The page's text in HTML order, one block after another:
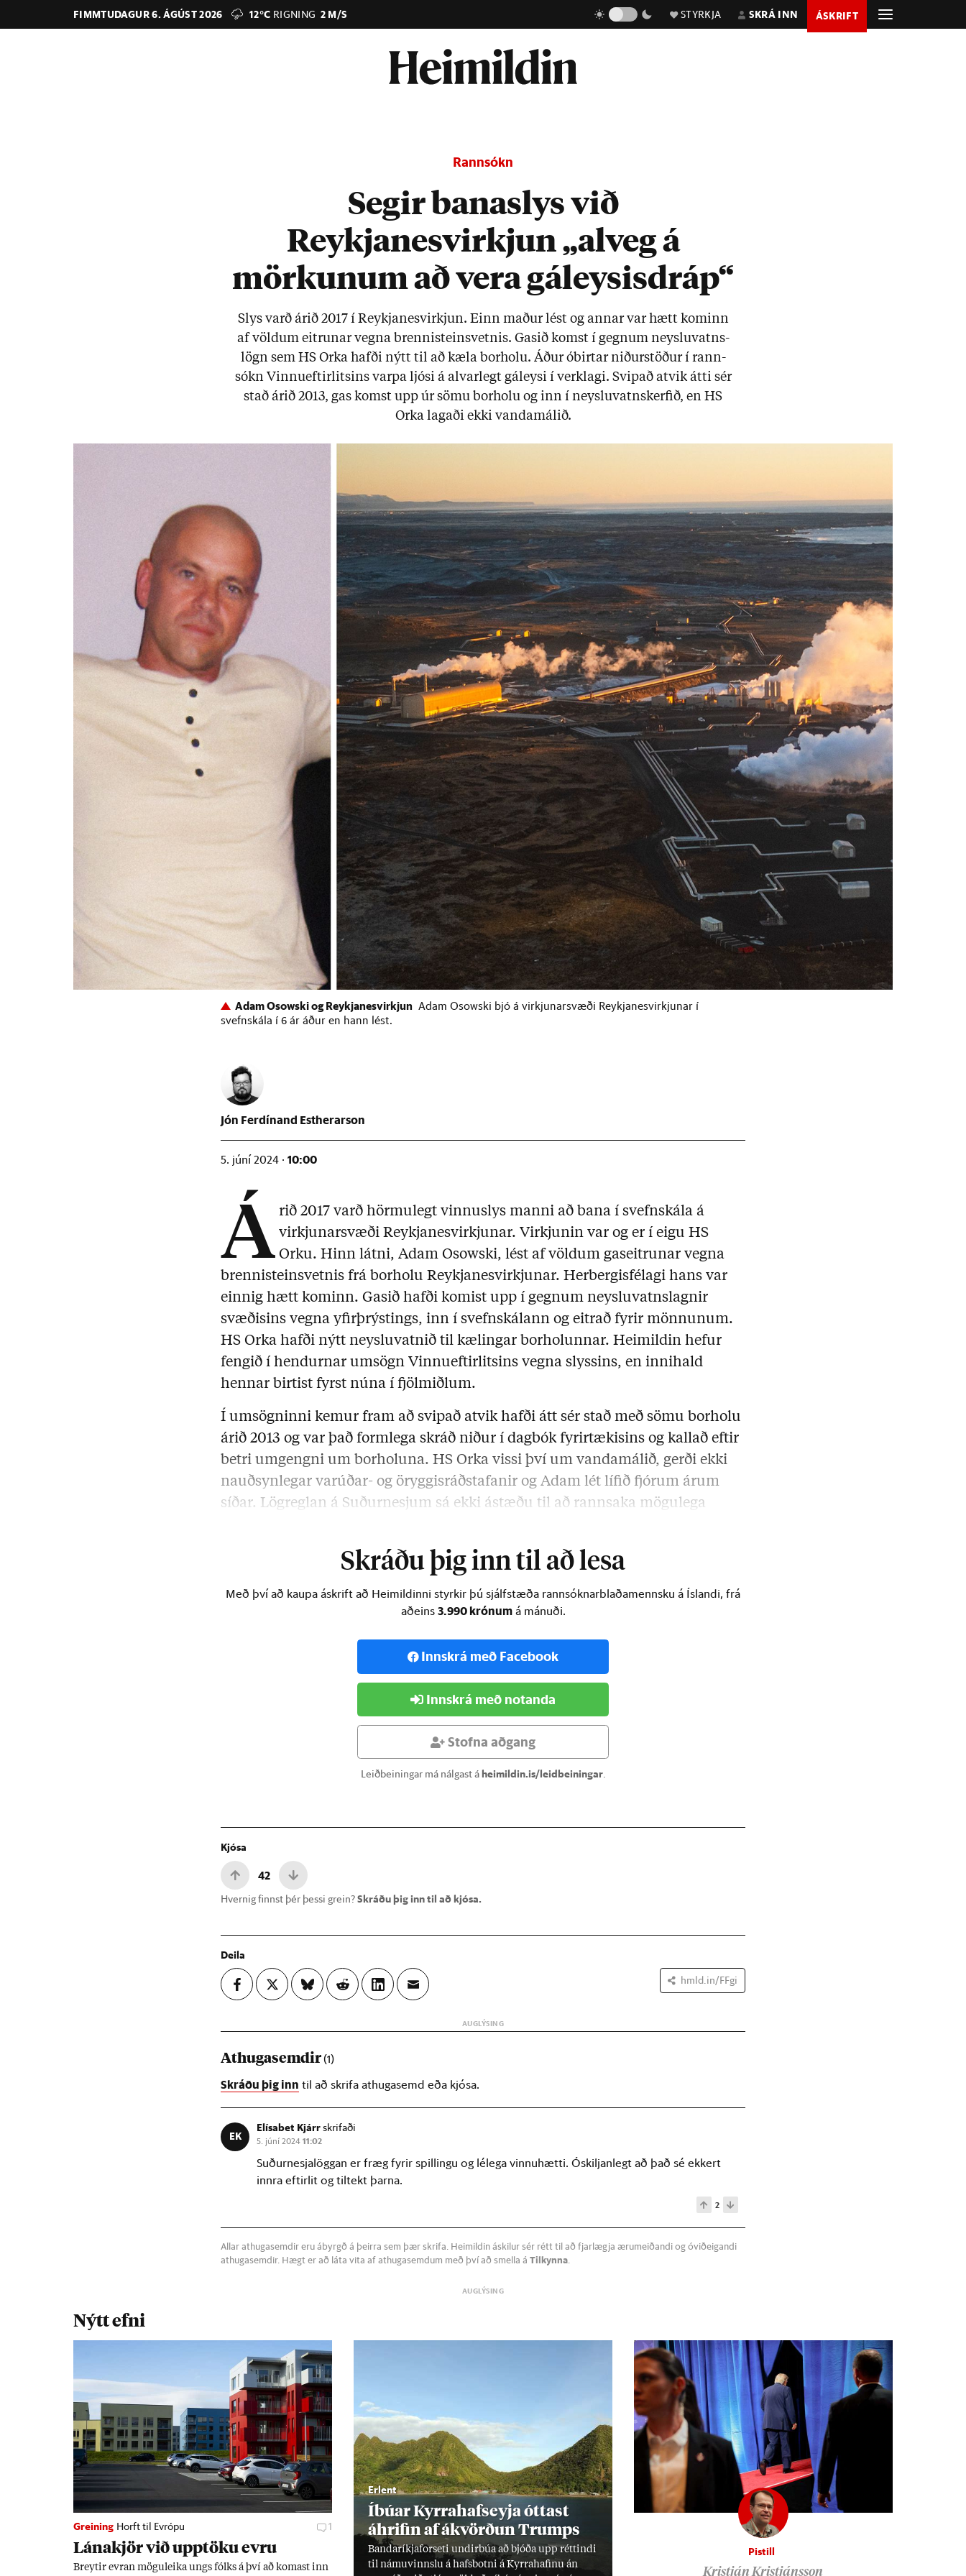
FIMMTUDAGUR 6. ÁGÚST 2026 12°C RIGNING 2 M/S STYRKJA SKRÁ INN ÁSKRIFT
Rannsókn
Segir banaslys við
Reykjanesvirkjun „alveg á
mörkunum að vera gáleysisdráp“
Slys varð ár­ið 2017 í Reykja­nes­virkj­un. Einn mað­ur lést og ann­ar var hætt kom­inn
af völd­um eitr­un­ar vegna brenni­steinsvetn­is. Gas­ið komst í gegn­um neyslu­vatns­
lögn sem HS Orka hafði nýtt til að kæla bor­holu. Áð­ur óbirt­ar nið­ur­stöð­ur í rann­
sókn Vinnu­eft­ir­lits­ins varpa ljósi á al­var­legt gá­leysi í verklagi. Svip­að at­vik átti sér
stað ár­ið 2013, gas komst upp úr sömu bor­holu og inn í neyslu­vatns­kerf­ið, en HS
Orka lag­aði ekki vanda­mál­ið.
Adam Osowski og Reykjanesvirkjun Adam Osowski bjó á virkjunarsvæði Reykjanesvirkjunar í
svefnskála í 6 ár áður en hann lést.
Jón Ferdínand Estherarson
5. júní 2024 · 10:00
Á rið 2017 varð hörmulegt vinnuslys manni að bana í svefnskála á
virkjunarsvæði Reykjanesvirkjunar. Virkjunin var og er í eigu HS
Orku. Hinn látni, Adam Osowski, lést af völdum gaseitrunar vegna
brennisteinsvetnis frá borholu Reykjanesvirkjunar. Herbergisfélagi hans var
einnig hætt kominn. Gasið hafði komist upp í gegnum neysluvatnslagnir
svæðisins vegna yfirþrýstings, inn í svefnskálann og eitrað fyrir mönnunum.
HS Orka hafði nýtt neysluvatnið til kælingar borholunnar. Heimildin hefur
fengið í hendurnar umsögn Vinnueftirlitsins vegna slyssins, en innihald
hennar birtist fyrst núna í fjölmiðlum.
Í umsögninni kemur fram að svipað atvik hafði átt sér stað með sömu borholu
árið 2013 og var það formlega skráð niður í dagbók fyrirtækisins og kallað eftir
betri umgengni um borholuna. HS Orka vissi því um vandamálið, gerði ekki
nauðsynlegar varúðar- og öryggisráðstafanir og Adam lét lífið fjórum árum
síðar. Lögreglan á Suðurnesjum sá ekki ástæðu til að rannsaka mögulega
Skráðu þig inn til að lesa
Með því að kaupa áskrift að Heimildinni styrkir þú sjálfstæða rannsóknarblaðamennsku á Íslandi, frá
aðeins 3.990 krónumá mánuði.
Innskrá með Facebook
Innskrá með notanda
Stofna aðgang
Leiðbeiningar má nálgast áheimildin.is/leidbeiningar.
Kjósa
42
Hvernig finnst þér þessi grein?Skráðu þig inn til að kjósa.
Deila
hmld.in/FFgi
Athugasemdir(1)
Skráðu þig inn til að skrifa athugasemd eða kjósa.
EK
Elísabet Kjárrskrifaði
5. júní 202411:02
Suðurnesjalöggan er fræg fyrir spillingu og lélega vinnuhætti. Óskiljanlegt að það sé ekkert
innra eftirlit og tiltekt þarna.
2
Allar athugasemdir eru ábyrgð á þeirra sem þær skrifa. Heimildin áskilur sér rétt til að fjarlægja ærumeiðandi og óviðeigandi
athugasemdir. Hægt er að láta vita af athugasemdum með því að smella á Tilkynna
Nýtt efni
Greining Horft til Evrópu 1
Lána­kjör við upp­töku evru
Breyt­ir evr­an mögu­leika ungs fólks á því að kom­ast inn
Erlent
Íbú­ar Kyrra­hafs­eyja ótt­ast
áhrif­in af ákvörð­un Trumps
Banda­ríkja­for­seti und­ir­búa að bjóða upp rétt­indi
til námu­vinnslu á hafs­botni á Kyrra­haf­inu án
Pistill
Kristján Kristjánsson